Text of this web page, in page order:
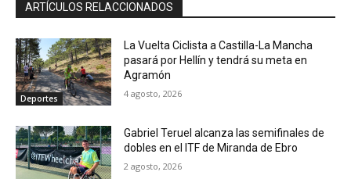
ARTÍCULOS RELACCIONADOS
Deportes
La Vuelta Ciclista a Castilla-La Mancha
pasará por Hellín y tendrá su meta en
Agramón
4 agosto, 2026
Gabriel Teruel alcanza las semifinales de
dobles en el ITF de Miranda de Ebro
2 agosto, 2026